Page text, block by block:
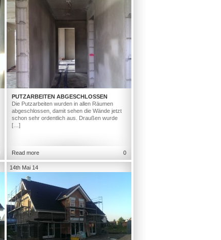
PUTZARBEITEN ABGESCHLOSSEN
Die Putzarbeiten wurden in allen Räumen
abgeschlossen, damit sehen die Wände jetzt
schon sehr ordentlich aus. Draußen wurde
[…]
Read more 0
14th Mai 14